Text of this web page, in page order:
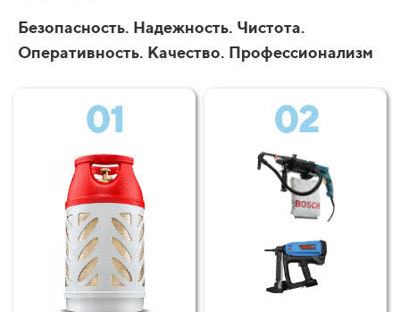
Безопасность. Надежность. Чистота.
Оперативность. Качество. Профессионализм
01 02